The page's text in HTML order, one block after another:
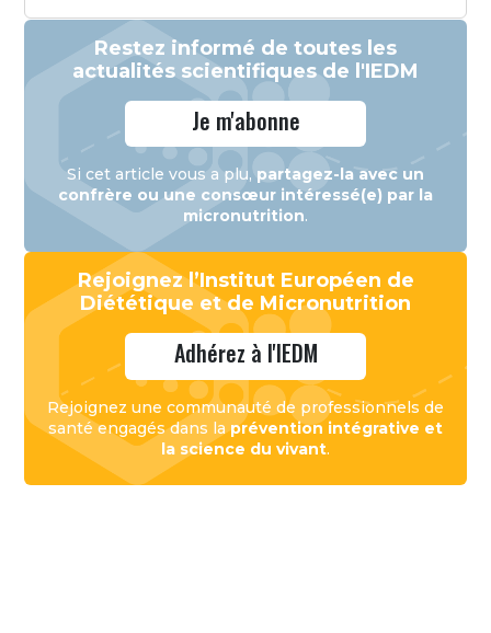
Restez informé de toutes les
actualités scientifiques de l'IEDM
Je m'abonne
Si cet article vous a plu, partagez-la avec un
confrère ou une consœur intéressé(e) par la
micronutrition.
Rejoignez l’Institut Européen de
Diététique et de Micronutrition
Adhérez à l'IEDM
Rejoignez une communauté de professionnels de
santé engagés dans laprévention intégrative et
la science du vivant.